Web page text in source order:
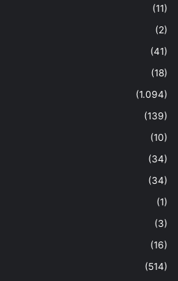
(11)
(2)
(41)
(18)
(1.094)
(139)
(10)
(34)
(34)
(1)
(3)
(16)
(514)